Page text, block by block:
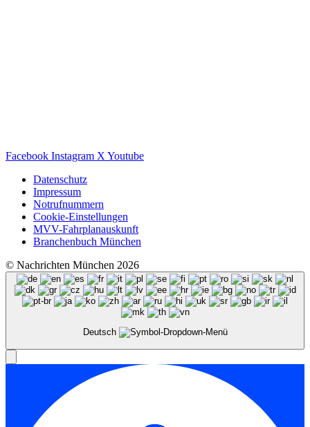
Facebook Instagram X Youtube
Datenschutz
Impressum
Notrufnummern
Cookie-Einstellungen
MVV-Fahrplanauskunft
Branchenbuch München
© Nachrichten München 2026
Deutsch